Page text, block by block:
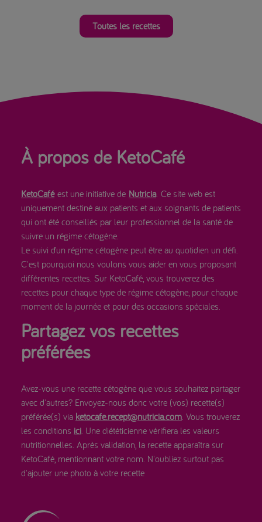
Toutes les recettes
À propos de KetoCafé
KetoCaféest une initiative de Nutricia. Ce site web est
uniquement destiné aux patients et aux soignants de patients
qui ont été conseillés par leur professionnel de la santé de
suivre un régime cétogène.
Le suivi d’un régime cétogène peut être au quotidien un défi.
C'est pourquoi nous voulons vous aider en vous proposant
différentes recettes. Sur KetoCafé, vous trouverez des
recettes pour chaque type de régime cétogène, pour chaque
moment de la journée et pour des occasions spéciales.
Partagez vos recettes
préférées
Avez-vous une recette cétogène que vous souhaitez partager
avec d'autres? Envoyez-nous donc votre (vos) recette(s)
préférée(s) via ketocafe.recept@nutricia.com . Vous trouverez
les conditions ici . Une diététicienne vérifiera les valeurs
nutritionnelles. Après validation, la recette apparaîtra sur
KetoCafé, mentionnant votre nom. N'oubliez surtout pas
d'ajouter une photo à votre recette